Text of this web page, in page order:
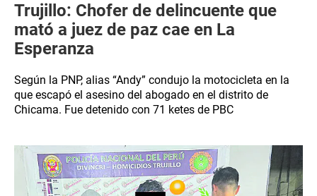
Trujillo: Chofer de delincuente que
mató a juez de paz cae en La
Esperanza
Según la PNP, alias “Andy” condujo la motocicleta en la
que escapó el asesino del abogado en el distrito de
Chicama. Fue detenido con 71 ketes de PBC